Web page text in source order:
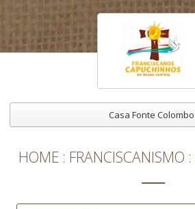
Casa Fonte Colombo
HOME FRANCISCANISMO